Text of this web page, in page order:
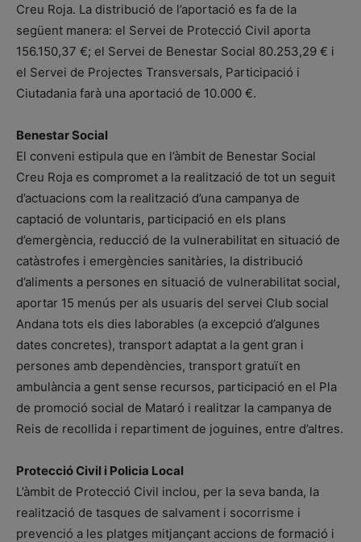
Creu Roja. La distribució de l’aportació es fa de la
següent manera: el Servei de Protecció Civil aporta
156.150,37 €; el Servei de Benestar Social 80.253,29 € i
el Servei de Projectes Transversals, Participació i
Ciutadania farà una aportació de 10.000 €.
Benestar Social
El conveni estipula que en l’àmbit de Benestar Social
Creu Roja es compromet a la realització de tot un seguit
d’actuacions com la realització d’una campanya de
captació de voluntaris, participació en els plans
d’emergència, reducció de la vulnerabilitat en situació de
catàstrofes i emergències sanitàries, la distribució
d’aliments a persones en situació de vulnerabilitat social,
aportar 15 menús per als usuaris del servei Club social
Andana tots els dies laborables (a excepció d’algunes
dates concretes), transport adaptat a la gent gran i
persones amb dependències, transport gratuït en
ambulància a gent sense recursos, participació en el Pla
de promoció social de Mataró i realitzar la campanya de
Reis de recollida i repartiment de joguines, entre d’altres.
Protecció Civil i Policia Local
L’àmbit de Protecció Civil inclou, per la seva banda, la
realització de tasques de salvament i socorrisme i
prevenció a les platges mitjançant accions de formació i